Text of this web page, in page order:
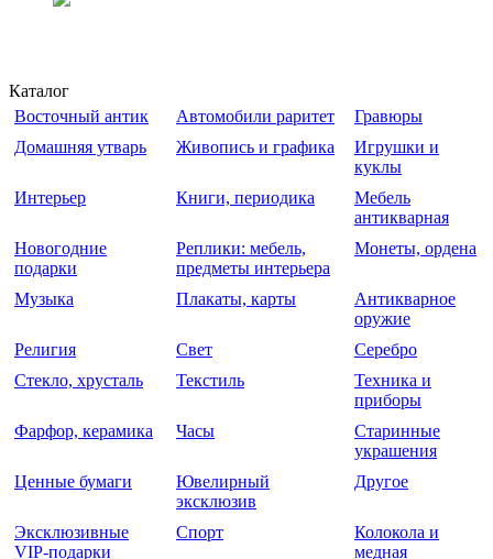
Каталог
Восточный антик
Автомобили раритет
Гравюры
Домашняя утварь
Живопись и графика
Игрушки и
куклы
Интерьер
Книги, периодика
Мебель
антикварная
Новогодние
подарки
Реплики: мебель,
предметы интерьера
Монеты, ордена
Музыка Плакаты, карты
Антикварное
оружие
Религия
Свет
Серебро
Стекло, хрусталь
Текстиль
Техника и
приборы
Фарфор, керамика
Часы
Старинные
украшения
Ценные бумаги
Ювелирный
эксклюзив
Другое
Эксклюзивные
VIP-подарки
Спорт
Колокола и
медная